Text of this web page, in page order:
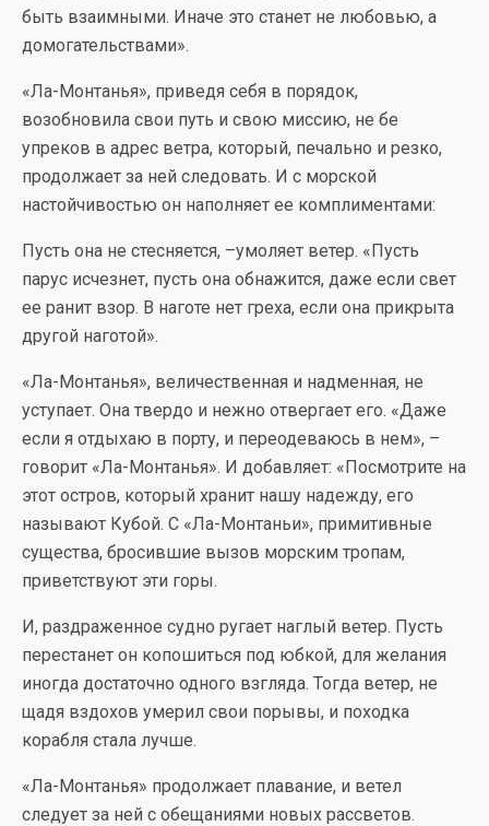
быть взаимными. Иначе это станет не любовью, а
домогательствами».
«Ла-Монтанья», приведя себя в порядок,
возобновила свои путь и свою миссию, не бе
упреков в адрес ветра, который, печально и резко,
продолжает за ней следовать. И с морской
настойчивостью он наполняет ее комплиментами:
Пусть она не стесняется, –умоляет ветер. «Пусть
парус исчезнет, пусть она обнажится, даже если свет
ее ранит взор. В наготе нет греха, если она прикрыта
другой наготой».
«Ла-Монтанья», величественная и надменная, не
уступает. Она твердо и нежно отвергает его. «Даже
если я отдыхаю в порту, и переодеваюсь в нем», –
говорит «Ла-Монтанья». И добавляет: «Посмотрите на
этот остров, который хранит нашу надежду, его
называют Кубой. С «Ла-Монтаньи», примитивные
существа, бросившие вызов морским тропам,
приветствуют эти горы.
И, раздраженное судно ругает наглый ветер. Пусть
перестанет он копошиться под юбкой, для желания
иногда достаточно одного взгляда. Тогда ветер, не
щадя вздохов умерил свои порывы, и походка
корабля стала лучше.
«Ла-Монтанья» продолжает плавание, и ветел
следует за ней с обещаниями новых рассветов.